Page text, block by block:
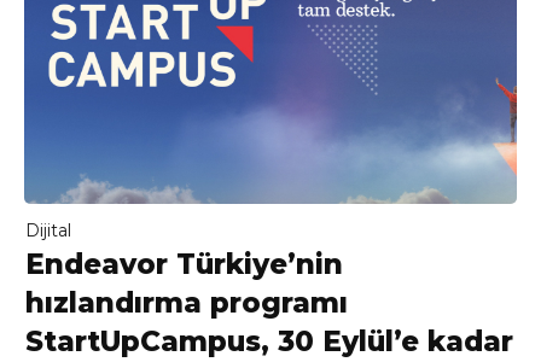
Dijital
Endeavor Türkiye’nin
hızlandırma programı
StartUpCampus, 30 Eylül’e kadar